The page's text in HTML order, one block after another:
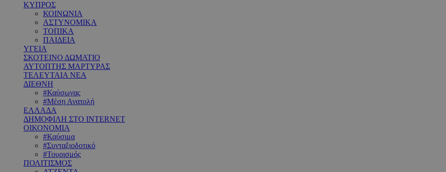
ΚΥΠΡΟΣ
ΚΟΙΝΩΝΙΑ
ΑΣΤΥΝΟΜΙΚΑ
ΤΟΠΙΚΑ
ΠΑΙΔΕΙΑ
ΥΓΕΙΑ
ΣΚΟΤΕΙΝΟ ΔΩΜΑΤΙΟ
ΑΥΤΟΠΤΗΣ ΜΑΡΤΥΡΑΣ
ΤΕΛΕΥΤΑΙΑ ΝΕΑ
ΔΙΕΘΝΗ
#Καύσωνας
#Μέση Ανατολή
ΕΛΛΑΔΑ
ΔΗΜΟΦΙΛΗ ΣΤΟ INTERNET
ΟΙΚΟΝΟΜΙΑ
#Καύσιμα
#Συνταξιοδοτικό
#Τουρισμός
ΠΟΛΙΤΙΣΜΟΣ